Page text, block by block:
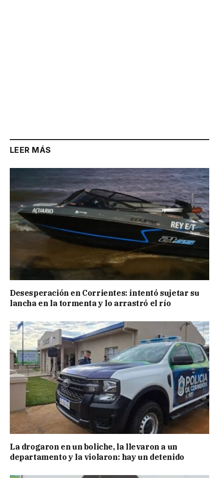
LEER MÁS
Desesperación en Corrientes: intentó sujetar su
lancha en la tormenta y lo arrastró el río
La drogaron en un boliche, la llevaron a un
departamento y la violaron: hay un detenido